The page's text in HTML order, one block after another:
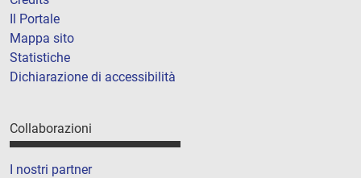
Il Portale
Mappa sito
Statistiche
Dichiarazione di accessibilità
Collaborazioni
I nostri partner